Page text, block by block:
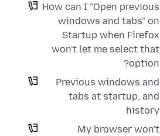
How can I "Open previous
windows and tabs" on
Startup when Firefox
won't let me select that
option?
Previous windows and
tabs at startup, and
history
My browser won't